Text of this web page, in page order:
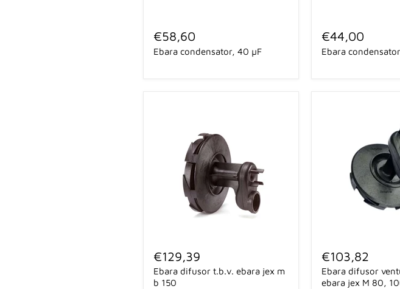
condensator,
40
µF
€58,60
Ebara condensator, 40 µF
condensator,
35
µF
€44,00
Ebara
difusor
t.b.v.
ebara
jex
€129,39
Ebara difusor t.b.v. ebara jex m
b 150
difusor
venturi
t.b.v.
ebara
€103,82
Ebara difusor
ebara jex M 80,